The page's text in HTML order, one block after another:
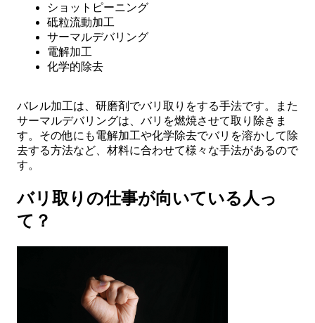
ショットピーニング
砥粒流動加工
サーマルデバリング
電解加工
化学的除去
バレル加工は、研磨剤でバリ取りをする手法です。また
サーマルデバリングは、バリを燃焼させて取り除きま
す。その他にも電解加工や化学除去でバリを溶かして除
去する方法など、材料に合わせて様々な手法があるので
す。
バリ取りの仕事が向いている人っ
て？